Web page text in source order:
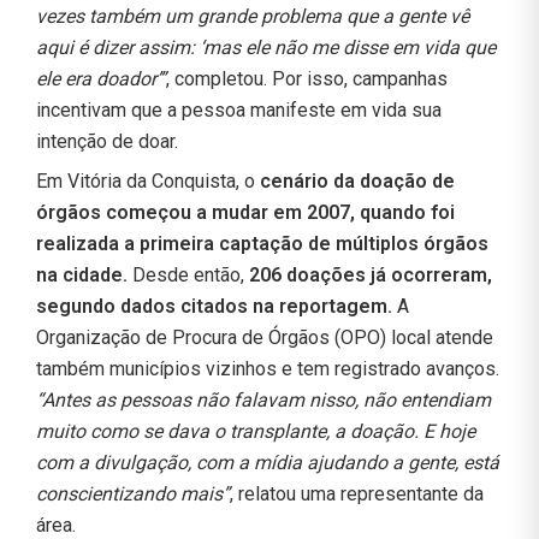
vezes também um grande problema que a gente vê
aqui é dizer assim: ‘mas ele não me disse em vida que
ele era doador’”, completou. Por isso, campanhas
incentivam que a pessoa manifeste em vida sua
intenção de doar.
Em Vitória da Conquista, o cenário da doação de
órgãos começou a mudar em 2007, quando foi
realizada a primeira captação de múltiplos órgãos
na cidade. Desde então, 206 doações já ocorreram,
segundo dados citados na reportagem. A
Organização de Procura de Órgãos (OPO) local atende
também municípios vizinhos e tem registrado avanços.
“Antes as pessoas não falavam nisso, não entendiam
muito como se dava o transplante, a doação. E hoje
com a divulgação, com a mídia ajudando a gente, está
conscientizando mais”, relatou uma representante da
área.